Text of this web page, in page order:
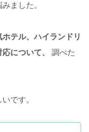
ました。
テル、ハイランドリ
について、
調べた
です。